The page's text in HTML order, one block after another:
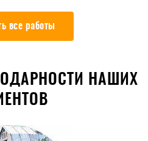
все работы
НАШИХ